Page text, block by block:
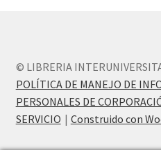
© LIBRERIA
POLÍTICA DE MANEJO DE
PERSONALES DE
SERVICIO
Construido con